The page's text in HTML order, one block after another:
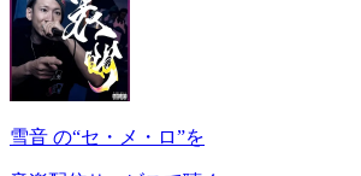
雪音 の“セ・メ・ロ”を